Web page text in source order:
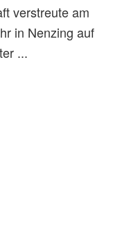
verstreute am
in Nenzing auf
...